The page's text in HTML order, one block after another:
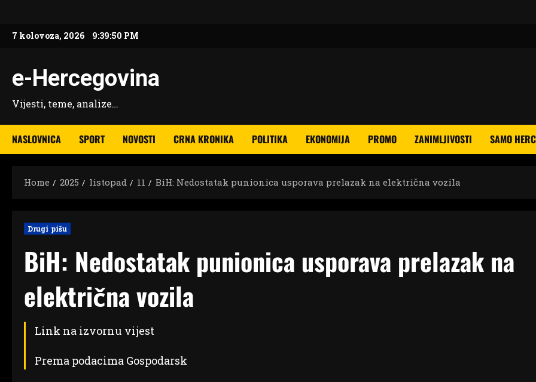
content
7 kolovoza, 2026 9:39:51 PM
e-Hercegovina
Vijesti, teme, analize…
NASLOVNICA SPORT NOVOSTI CRNA KRONIKA POLITIKA EKONOMIJA PROMO ZANIMLJIVOSTI SAMO
Home 2025 listopad 11 BiH: Nedostatak punionica usporava prelazak na električna vozila
Drugi pišu
BiH: Nedostatak punionica usporava prelazak na
električna vozila
Link na izvornu vijest
Prema podacima Gospodarsk